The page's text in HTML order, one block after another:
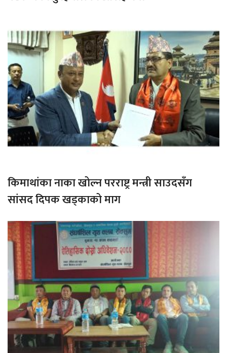
किमाथांका नाका खोल्न परराष्ट्र मन्त्री साउदसँग
सांसद दिपक खड्काको माग